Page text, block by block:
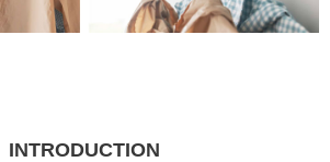
INTRODUCTION